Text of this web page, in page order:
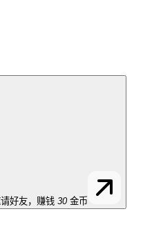
好友，赚钱 30 金币